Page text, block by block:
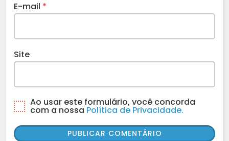
E-mail *
Site
Ao usar este formulário, você concorda
com a nossa Política de Privacidade.